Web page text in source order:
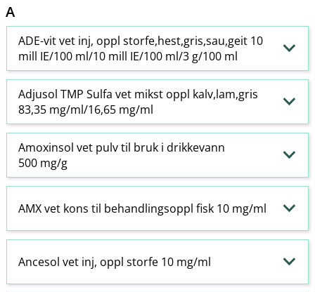
A
ADE-vit vet inj, oppl storfe,hest,gris,sau,geit 10
mill IE/100 ml/10 mill IE/100 ml/3 g/100 ml
Adjusol TMP Sulfa vet mikst oppl kalv,lam,gris
83,35 mg/ml/16,65 mg/ml
Amoxinsol vet pulv til bruk i drikkevann
500 mg/g
AMX vet kons til behandlingsoppl fisk 10 mg/ml
Ancesol vet inj, oppl storfe 10 mg/ml